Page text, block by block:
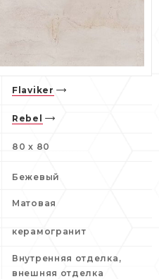
Flaviker
Rebel
80 x 80
Бежевый
Матовая
керамогранит
Внутренняя отделка,
внешняя отделка